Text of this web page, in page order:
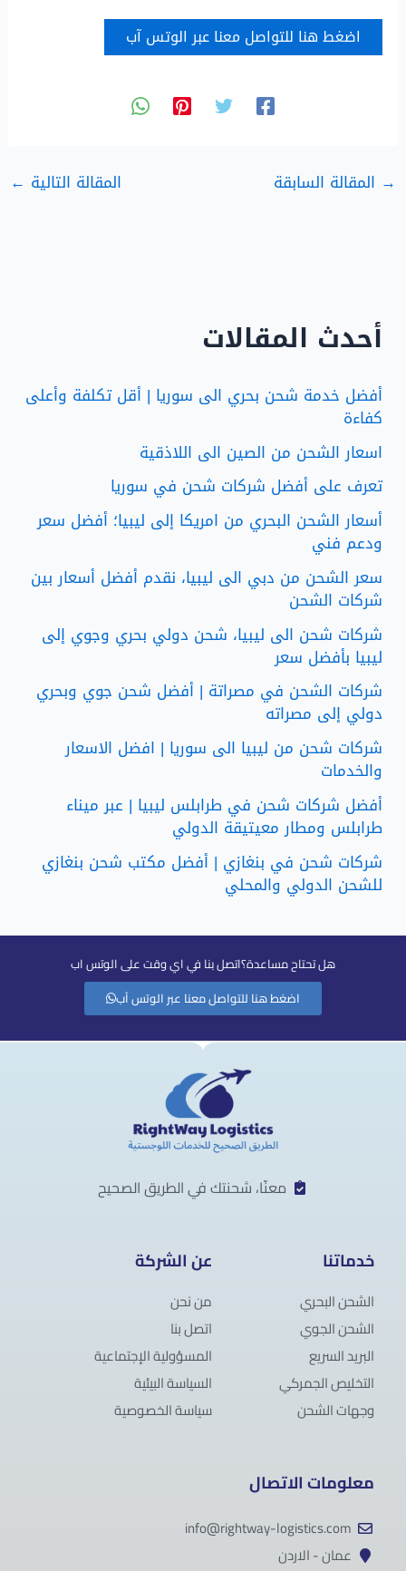
اضغط هنا للتواصل معنا عبر الوتس آب
→ المقالة السابقة المقالة التالية ←
أحدث المقالات
أفضل خدمة شحن بحري الى سوريا | أقل تكلفة وأعلى
كفاءة
اسعار الشحن من الصين الى اللاذقية
تعرف على أفضل شركات شحن في سوريا
أسعار الشحن البحري من امريكا إلى ليبيا؛ أفضل سعر
ودعم فني
سعر الشحن من دبي الى ليبيا، نقدم أفضل أسعار بين
شركات الشحن
شركات شحن الى ليبيا، شحن دولي بحري وجوي إلى
ليبيا بأفضل سعر
شركات الشحن في مصراتة | أفضل شحن جوي وبحري
دولي إلى مصراته
شركات شحن من ليبيا الى سوريا | افضل الاسعار
والخدمات
أفضل شركات شحن في طرابلس ليبيا | عبر ميناء
طرابلس ومطار معيتيقة الدولي
شركات شحن في بنغازي | أفضل مكتب شحن بنغازي
للشحن الدولي والمحلي
هل تحتاح مساعدة؟اتصل بنا في اي وقت على الوتس اب
اضغط هنا للتواصل معنا عبر الوتس آب
معنّا، شحنتك في الطريق الصحيح
خدماتنا
الشحن البحري
الشحن الجوي
البريد السريع
التخليص الجمركي
وجهات الشحن
عن الشركة
من نحن
اتصل بنا
المسؤولية الإجتماعية
السياسة البيئية
سياسة الخصوصية
معلومات الاتصال
info@rightway-logistics.com
عمان - الاردن